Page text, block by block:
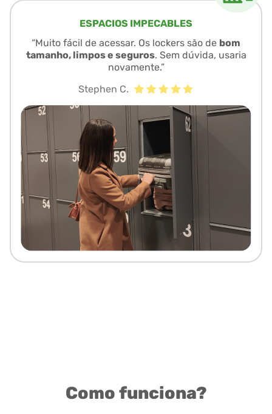
ESPACIOS IMPECABLES
“Muito fácil de acessar. Os lockers são de bom
tamanho, limpos e seguros. Sem dúvida, usaria
novamente.”
Stephen C.
Como funciona?